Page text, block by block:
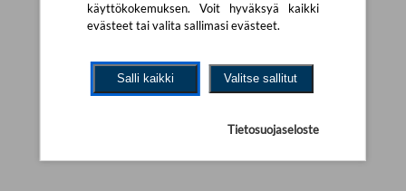
Tarkennettu haku
Yhtään tuotetta ei löytynyt. Yritä uutta hakua alla olevalla
Yritä hakea pienemmällä määrällä hakutekijöitä ja jätä
käyttökokemuksen. Voit hyväksyä kaikki
evästeet tai valita sallimasi evästeet.
Salli kaikki Valitse sallitut
Tietosuojaseloste